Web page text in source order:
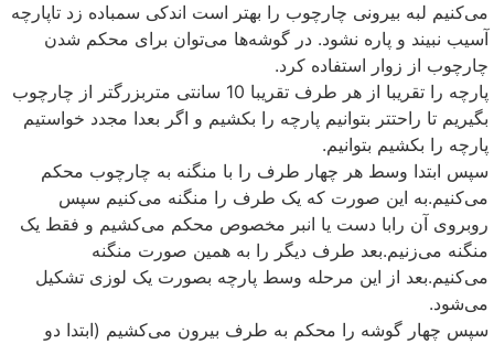
می‌کنیم لبه بیرونی چارچوب را بهتر است اندکی سمباده زد تاپارچه
آسیب نبیند و پاره نشود. در گوشه‌ها می‌توان برای محکم شدن
چارچوب از زوار استفاده کرد.
پارچه را تقریبا از هر طرف تقریبا 10 سانتی متربزرگتر از چارچوب
بگیریم تا راحتتر بتوانیم پارچه را بکشیم و اگر بعدا مجدد خواستیم
پارچه را بکشیم بتوانیم.
سپس ابتدا وسط هر چهار طرف را با منگنه به چارچوب محکم
می‌کنیم.به این صورت که یک طرف را منگنه می‌کنیم سپس
روبروی آن رابا دست یا انبر مخصوص محکم می‌کشیم و فقط یک
منگنه می‌زنیم.بعد طرف دیگر را به همین صورت منگنه
می‌کنیم.بعد از این مرحله وسط پارچه بصورت یک لوزی تشکیل
می‌شود.
سپس چهار گوشه را محکم به طرف بیرون می‌کشیم (ابتدا دو